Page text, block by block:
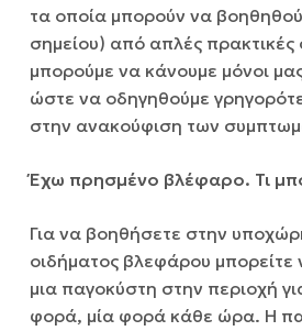
τα οποία μπορούν να
σημείου) από απλές πρακτικές
μπορούμε να κάνουμε μόνοι
ώστε να οδηγηθούμε
στην ανακούφιση των
Έχω πρησμένο βλέφαρο. Τι
Για να βοηθήσετε στην
οιδήματος βλεφάρου
μια παγοκύστη στην περιοχή
φορά, μία φορά κάθε ώρα. Η